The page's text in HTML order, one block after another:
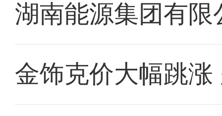
湖南能源集团有
金饰克价大幅跳